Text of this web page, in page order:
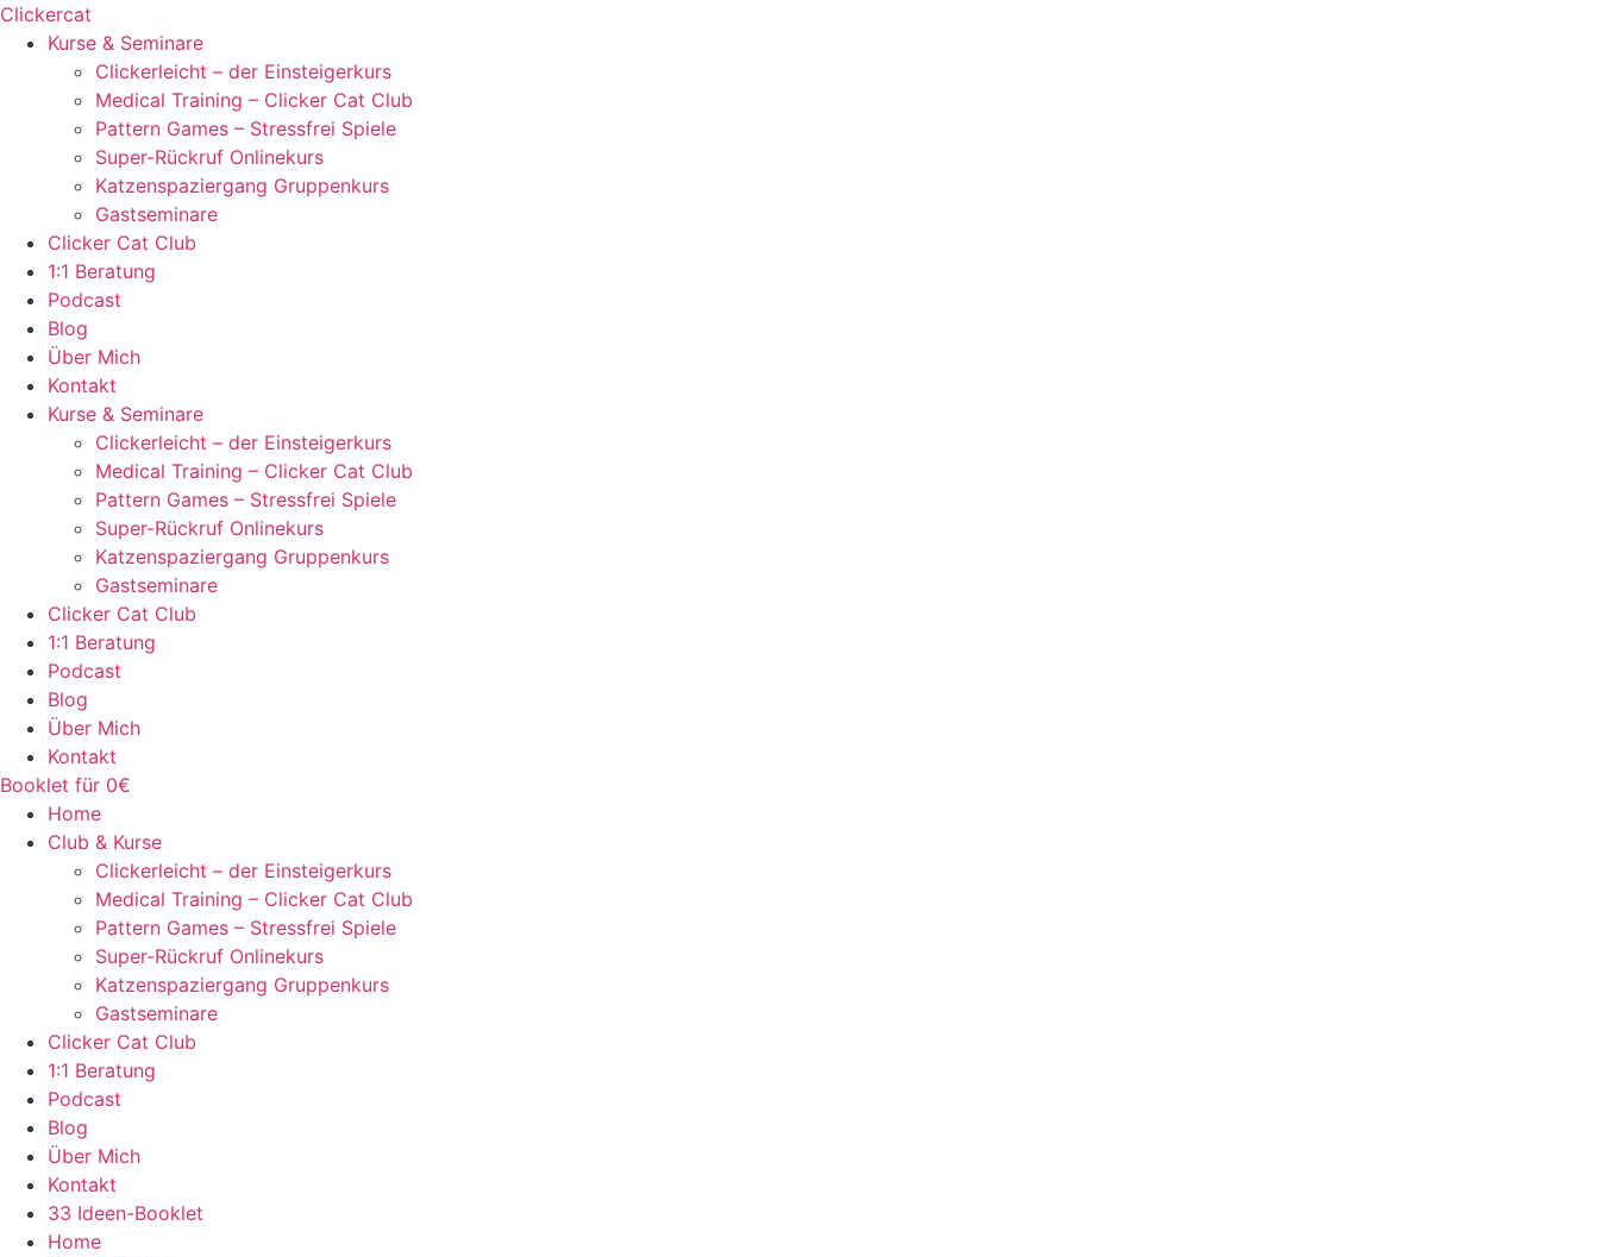
Zum
Inhalt
springen
Clickercat
Kurse & Seminare
Clickerleicht – der Einsteigerkurs
Medical Training – Clicker Cat Club
Pattern Games – Stressfrei Spiele
Super-Rückruf Onlinekurs
Katzenspaziergang Gruppenkurs
Gastseminare
Clicker Cat Club
1:1 Beratung
Podcast
Blog
Über Mich
Kontakt
Kurse & Seminare
Clickerleicht – der Einsteigerkurs
Medical Training – Clicker Cat Club
Pattern Games – Stressfrei Spiele
Super-Rückruf Onlinekurs
Katzenspaziergang Gruppenkurs
Gastseminare
Clicker Cat Club
1:1 Beratung
Podcast
Blog
Über Mich
Kontakt
Booklet für 0€
Home
Club & Kurse
Clickerleicht – der Einsteigerkurs
Medical Training – Clicker Cat Club
Pattern Games – Stressfrei Spiele
Super-Rückruf Onlinekurs
Katzenspaziergang Gruppenkurs
Gastseminare
Clicker Cat Club
1:1 Beratung
Podcast
Blog
Über Mich
Kontakt
33 Ideen-Booklet
Home